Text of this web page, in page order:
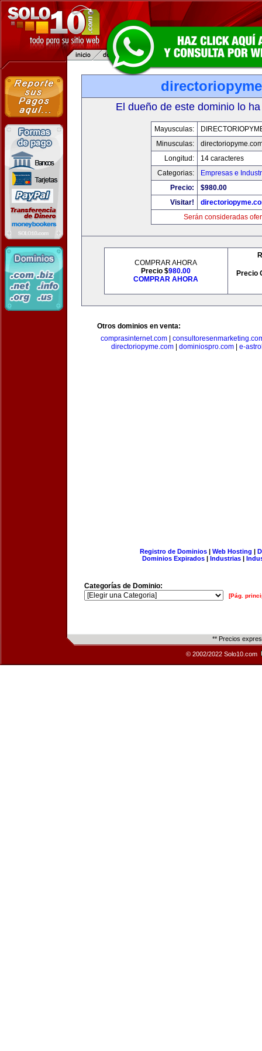
El dueño de este dominio lo
Mayusculas:
Minusculas:
Longitud:
14 caracteres
Categorias:
Empresas e
Precio:
$980.00
Visitar!
Serán consideradas
COMPRAR AHORA
Precio $980.00
COMPRAR AHORA
Precio
Otros dominios en venta:
comprasinternet.com|
directoriopyme.com| dominiospro.com| e-
Registro de Dominios| Web Hosting |
Dominios Expirados | Industrias |
Categorías de Dominio:
[Pág.
** Precios
© 2002/2022 Solo10.com